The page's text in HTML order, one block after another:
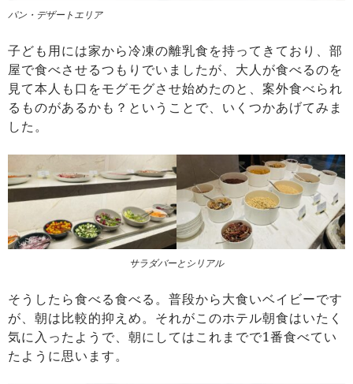
パン・デザートエリア
子ども用には家から冷凍の離乳食を持ってきており、部
屋で食べさせるつもりでいましたが、大人が食べるのを
見て本人も口をモグモグさせ始めたのと、案外食べられ
るものがあるかも？ということで、いくつかあげてみま
した。
サラダバーとシリアル
そうしたら食べる食べる。普段から大食いベイビーです
が、朝は比較的抑えめ。それがこのホテル朝食はいたく
気に入ったようで、朝にしてはこれまでで1番食べてい
たように思います。